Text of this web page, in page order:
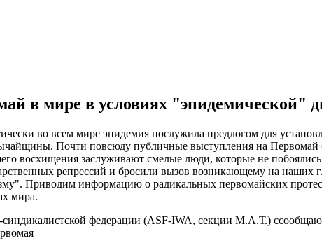
в мире в условиях "эпидемической"
во всем мире эпидемия послужила предлогом для
Почти повсюду публичные выступления на
восхищения заслуживают смелые люди, которые не
репрессий и бросили вызов возникающему на наших
Приводим информацию о радикальных первомайских
мира.
федерации (ASF-IWA, секции М.А.Т.)